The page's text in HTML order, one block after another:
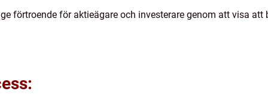
förtroende för aktieägare och investerare genom att visa